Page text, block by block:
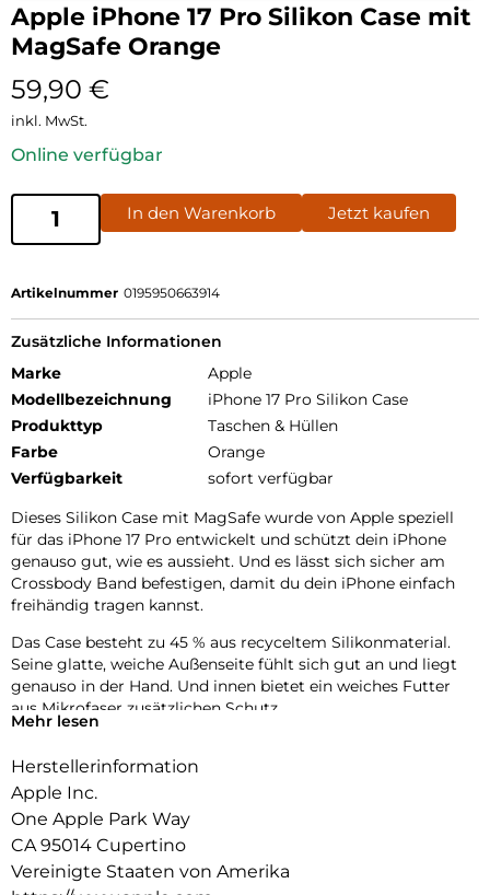
Apple iPhone 17 Pro Silikon Case mit
MagSafe Orange
59,90 €
inkl. MwSt.
Online verfügbar
In den Warenkorb Jetzt kaufen
Artikelnummer 0195950663914
Zusätzliche Informationen
Marke
Apple
Modellbezeichnung
iPhone 17 Pro Silikon Case
Produkttyp
Taschen & Hüllen
Farbe
Orange
Verfügbarkeit
sofort verfügbar
Dieses Silikon Case mit MagSafe wurde von Apple speziell
für das iPhone 17 Pro entwickelt und schützt dein iPhone
genauso gut, wie es aussieht. Und es lässt sich sicher am
Crossbody Band befestigen, damit du dein iPhone einfach
freihändig tragen kannst.
Das Case besteht zu 45 % aus recyceltem Silikon­material.
Seine glatte, weiche Außenseite fühlt sich gut an und liegt
genauso in der Hand. Und innen bietet ein weiches Futter
aus Mikrofaser zusätzlichen Schutz.
Es kommt mit Saphirglas mit einer leitenden Schicht, die die
Bewegungen deines Fingers zur Kamerasteuerung
überträgt.
Mit integrierten Magneten, die sich perfekt am iPhone 17 Pro
ausrichten, hält das Case ganz einfach und sorgt für
Mehr lesen
Herstellerinformation
Apple Inc.
One Apple Park Way
CA 95014 Cupertino
Vereinigte Staaten von Amerika